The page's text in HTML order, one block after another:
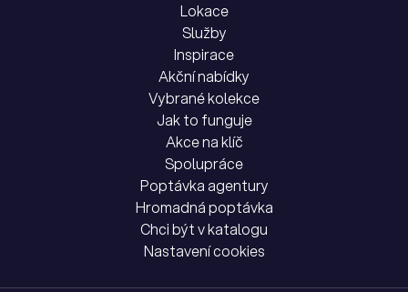
Lokace
Služby
Inspirace
Akční nabídky
Vybrané kolekce
Jak to funguje
Akce na klíč
Spolupráce
Poptávka agentury
Hromadná poptávka
Chci být v katalogu
Nastavení cookies